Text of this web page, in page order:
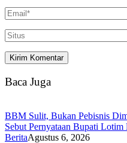
Baca Juga
BBM Sulit, Bukan Pebisnis
Sebut Pernyataan Bupati
BeritaAgustus 6, 2026